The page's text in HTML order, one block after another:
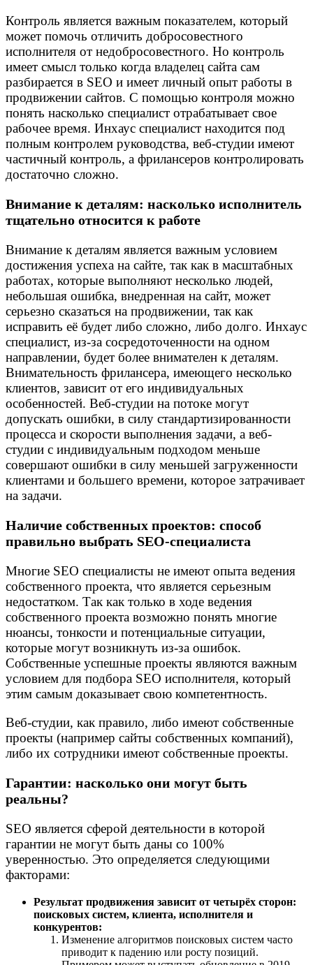
Контроль является важным показателем, который
может помочь отличить добросовестного
исполнителя от недобросовестного. Но контроль
имеет смысл только когда владелец сайта сам
разбирается в SEO и имеет личный опыт работы в
продвижении сайтов. С помощью контроля можно
понять насколько специалист отрабатывает свое
рабочее время. Инхаус специалист находится под
полным контролем руководства, веб-студии имеют
частичный контроль, а фрилансеров контролировать
достаточно сложно.
Внимание к деталям: насколько исполнитель
тщательно относится к работе
Внимание к деталям является важным условием
достижения успеха на сайте, так как в масштабных
работах, которые выполняют несколько людей,
небольшая ошибка, внедренная на сайт, может
серьезно сказаться на продвижении, так как
исправить её будет либо сложно, либо долго. Инхаус
специалист, из-за сосредоточенности на одном
направлении, будет более внимателен к деталям.
Внимательность фрилансера, имеющего несколько
клиентов, зависит от его индивидуальных
особенностей. Веб-студии на потоке могут
допускать ошибки, в силу стандартизированности
процесса и скорости выполнения задачи, а веб-
студии с индивидуальным подходом меньше
совершают ошибки в силу меньшей загруженности
клиентами и большего времени, которое затрачивает
на задачи.
Наличие собственных проектов: способ
правильно выбрать SEO-специалиста
Многие SEO специалисты не имеют опыта ведения
собственного проекта, что является серьезным
недостатком. Так как только в ходе ведения
собственного проекта возможно понять многие
нюансы, тонкости и потенциальные ситуации,
которые могут возникнуть из-за ошибок.
Собственные успешные проекты являются важным
условием для подбора SEO исполнителя, который
этим самым доказывает свою компетентность.
Веб-студии, как правило, либо имеют собственные
проекты (например сайты собственных компаний),
либо их сотрудники имеют собственные проекты.
Гарантии: насколько они могут быть
реальны?
SEO является сферой деятельности в которой
гарантии не могут быть даны со 100%
уверенностью. Это определяется следующими
факторами:
Результат продвижения зависит от четырёх сторон:
поисковых систем, клиента, исполнителя и
конкурентов:
Изменение алгоритмов поисковых систем часто
приводит к падению или росту позиций.